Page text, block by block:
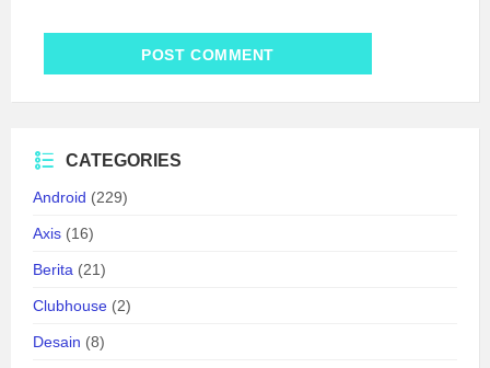
CATEGORIES
Android (229)
Axis (16)
Berita (21)
Clubhouse (2)
Desain (8)